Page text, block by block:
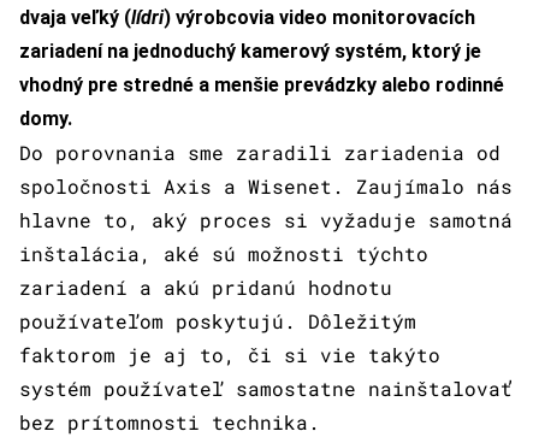
dvaja veľký (lídri) výrobcovia video monitorovacích
zariadení na jednoduchý kamerový systém, ktorý je
vhodný pre stredné a menšie prevádzky alebo rodinné
domy.
Do porovnania sme zaradili zariadenia od
spoločnosti Axis a Wisenet. Zaujímalo nás
hlavne to, aký proces si vyžaduje samotná
inštalácia, aké sú možnosti týchto
zariadení a akú pridanú hodnotu
používateľom poskytujú. Dôležitým
faktorom je aj to, či si vie takýto
systém používateľ samostatne nainštalovať
bez prítomnosti technika.